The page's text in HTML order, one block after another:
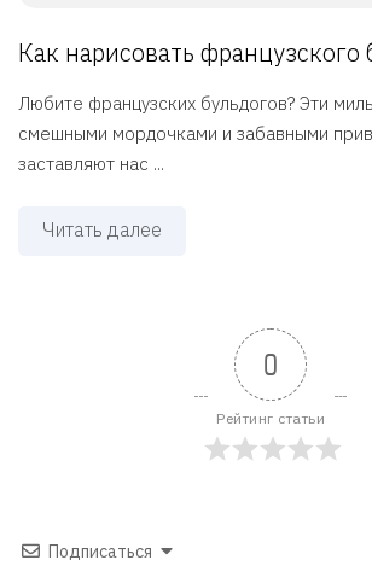
Как нарисовать французского
Любите французских бульдогов? Эти
смешными мордочками и забавными
заставляют нас ...
Читать далее
0
Рейтинг статьи
Подписаться